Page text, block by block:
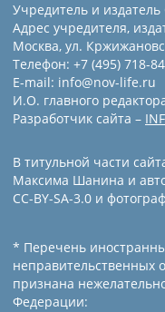
Учредитель и
Адрес учредителя,
Москва, ул.
Телефон: +7 (495) 718-
E-mail: info@nov-life.ru
И.О. главного
Разработчик сайта –
В титульной части
Максима Шанина и
CC-BY-SA-3.0 и
* Перечень
неправительственных
признана
Федерации: